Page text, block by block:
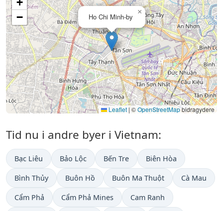
Ho Chi Minh-by
×
−
Leaflet |©OpenStreetMapbidragydere
Tid nu i andre byer i Vietnam:
Bạc Liêu Bảo Lộc Bến Tre Biên Hòa
Bình Thủy Buôn Hồ Buôn Ma Thuột Cà Mau
Cẩm Phả Cẩm Phả Mines Cam Ranh